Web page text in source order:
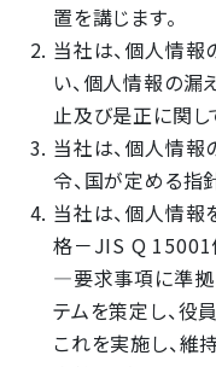
置を講じます。
当社は、個人情
い、個人情報の漏
止及び是正に関し
当社は、個人情
令、国が定める指
当社は、個人情報
格－JIS Q 15001
―要求事項に準拠
テムを策定し、役
これを実施し、維